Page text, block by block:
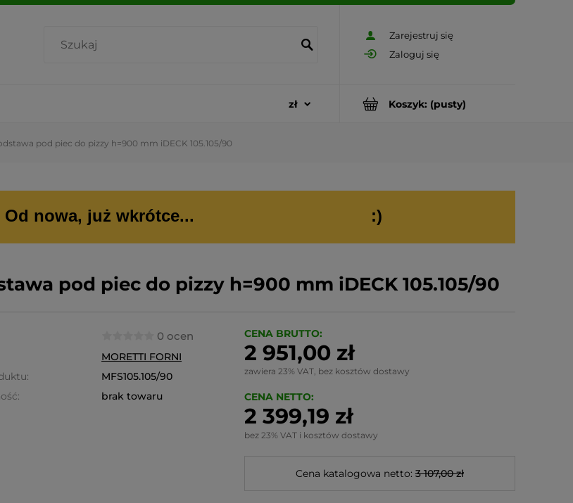
Zarejestruj się
Zaloguj się
Koszyk: (pusty)
pod piec do pizzy h=900 mm iDECK 105.105/90
Od nowa, już wkrótce... :)
pod piec do pizzy h=900 mm iDECK 105.105/90
0 ocen
MORETTI FORNI
MFS105.105/90
brak towaru
CENA BRUTTO:
2 951,00 zł
zawiera 23% VAT, bez kosztów dostawy
CENA NETTO:
2 399,19 zł
bez 23% VAT i kosztów dostawy
Cena katalogowa netto: 3 107,00 zł